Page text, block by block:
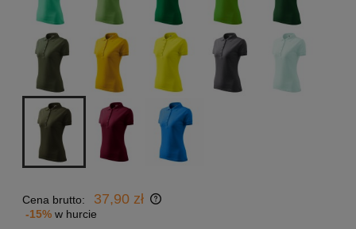
Cena brutto: 37,90 zł
-15% w hurcie